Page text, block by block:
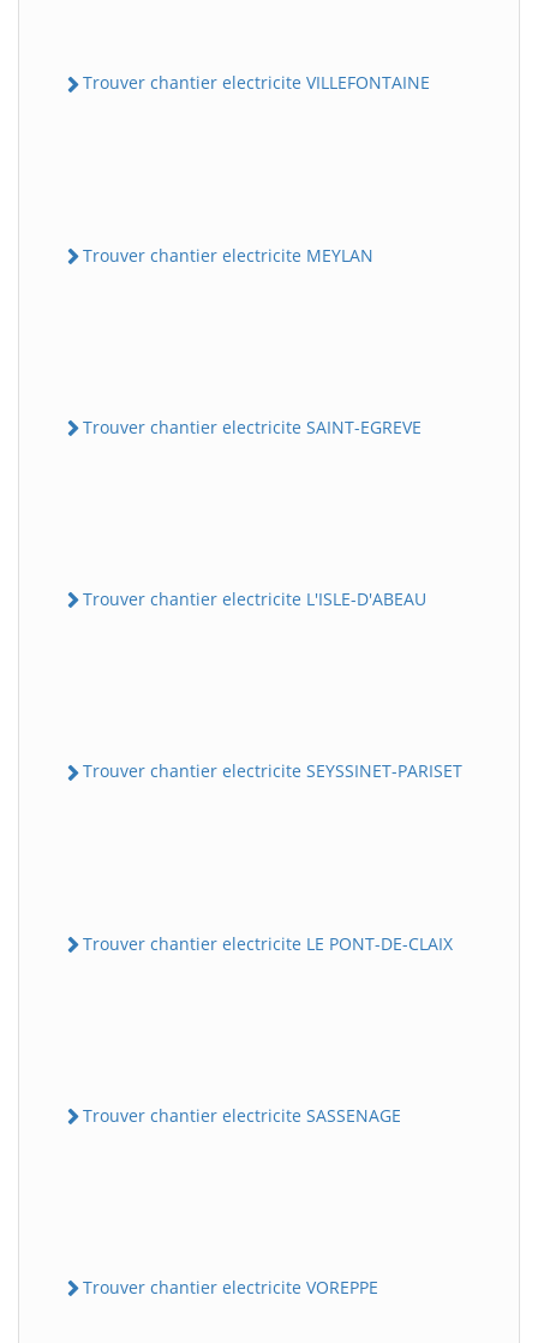
Trouver chantier electricite VILLEFONTAINE
Trouver chantier electricite MEYLAN
Trouver chantier electricite SAINT-EGREVE
Trouver chantier electricite L'ISLE-D'ABEAU
Trouver chantier electricite SEYSSINET-PARISET
Trouver chantier electricite LE PONT-DE-CLAIX
Trouver chantier electricite SASSENAGE
Trouver chantier electricite VOREPPE